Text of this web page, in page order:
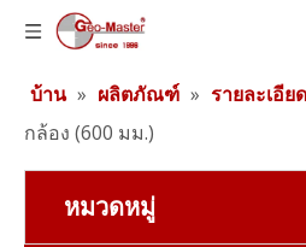
บ้าน » ผลิตภัณฑ์ » รายละเอี
กล้อง (600 มม.)
หมวดหมู่